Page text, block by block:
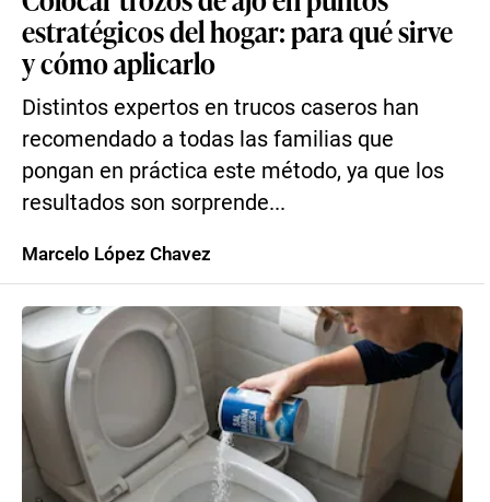
estratégicos del hogar: para qué sirve
y cómo aplicarlo
Distintos expertos en trucos caseros han
recomendado a todas las familias que
pongan en práctica este método, ya que los
resultados son sorprende...
Marcelo López Chavez